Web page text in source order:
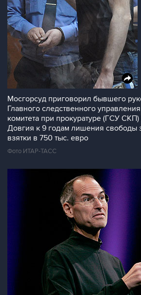
Мосгорсуд приговорил бывшего
Главного следственного
комитета при прокуратуре (ГСУ
Довгия к 9 годам лишения свободы
взятки в 750 тыс. евро
Фото ИТАР-ТАСС